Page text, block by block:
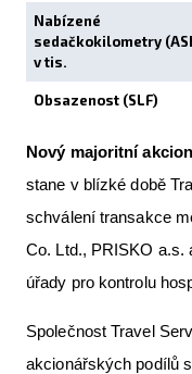
Nabízené
sedačkokilometry
v tis.
Obsazenost (SLF)
Nový majoritní
stane v blízké době
schválení transakce
Co. Ltd., PRISKO a.s.
úřady pro kontrolu
Společnost Travel
akcionářských podílů